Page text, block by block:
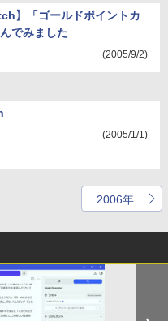
】「ゴールドポイントカ
でみました
(2005/9/2)
(2005/1/1)
2006年